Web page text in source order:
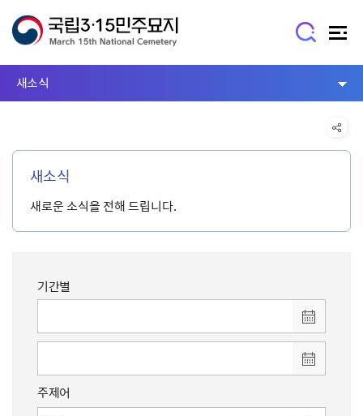
새소식
새소식
새로운 소식을 전해 드립니다.
기간별
주제어